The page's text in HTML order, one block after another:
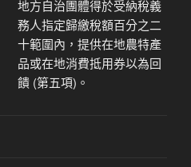
地方自治團體得於受納稅義
務人指定歸繳稅額百分之二
十範圍內，提供在地農特產
品或在地消費抵用券以為回
饋 (第五項)。